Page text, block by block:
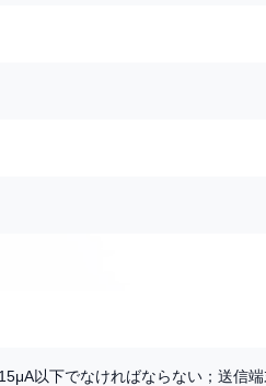
以下でなければならない；送信